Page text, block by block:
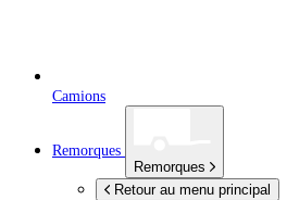
Camions
Remorques
Remorques
Retour au menu principal